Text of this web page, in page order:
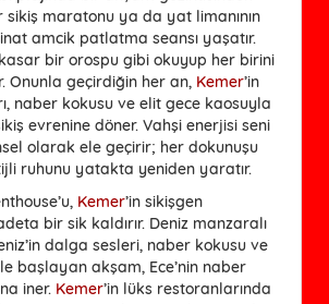
sikiş maratonu ya da yat limanının
amcik patlatma seansı yaşatır.
kasar bir orospu gibi okuyup her birini
Onunla geçirdiğin her an, Kemer’in
naber kokusu ve elit gece kaosuyla
evrenine döner. Vahşi enerjisi seni
olarak ele geçirir; her dokunuşu
ruhunu yatakta yeniden yaratır.
Kemer’in sikişgen
bir sik kaldırır. Deniz manzaralı
dalga sesleri, naber kokusu ve
başlayan akşam, Ece’nin naber
iner. Kemer’in lüks restoranlarında